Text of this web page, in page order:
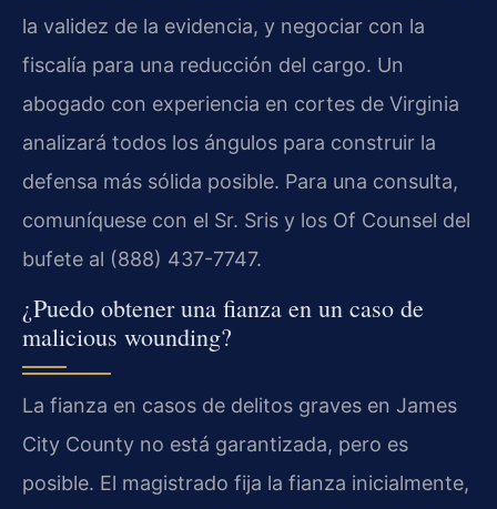
la validez de la evidencia, y negociar con la
fiscalía para una reducción del cargo. Un
abogado con experiencia en cortes de Virginia
analizará todos los ángulos para construir la
defensa más sólida posible. Para una consulta,
comuníquese con el Sr. Sris y los Of Counsel del
bufete al (888) 437-7747.
¿Puedo obtener una fianza en un caso de
malicious wounding?
La fianza en casos de delitos graves en James
City County no está garantizada, pero es
posible. El magistrado fija la fianza inicialmente,